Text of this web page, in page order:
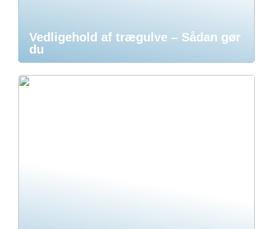
Vedligehold af trægulve – Sådan gør
du